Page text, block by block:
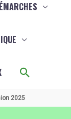
2025